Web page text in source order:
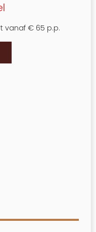
vanaf € 65 p.p.